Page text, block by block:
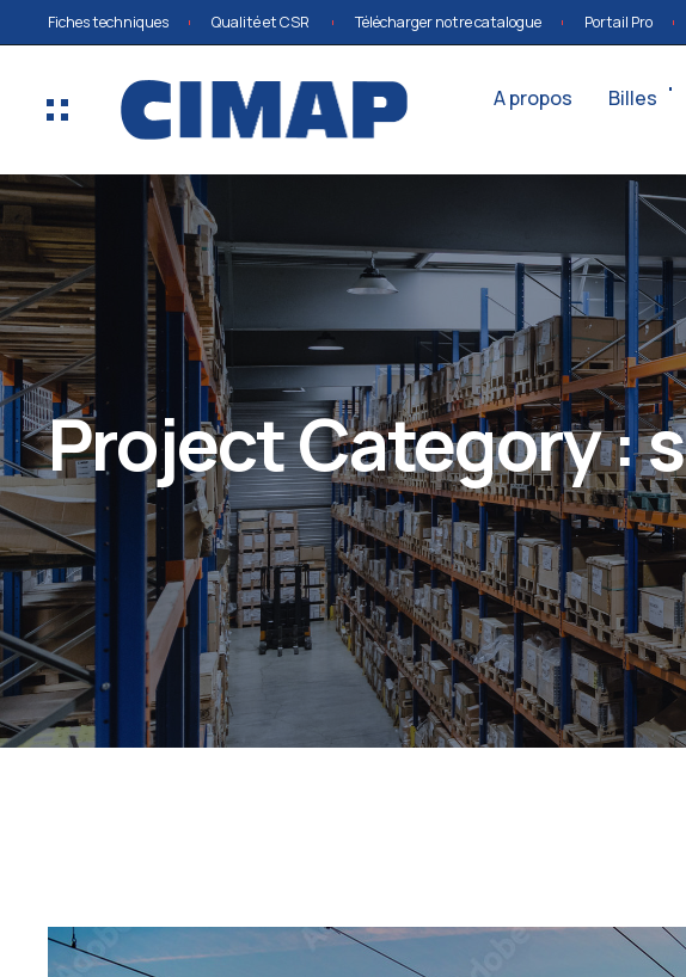
Fiches techniques Qualité et CSR Télécharger notre catalogue Portail Pro
A propos Billes
Project Category :